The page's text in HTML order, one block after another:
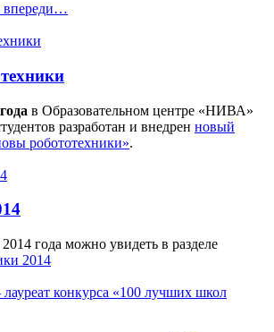
впереди…
в Образовательном центре «НИВА»
разработан и внедрен новый
робототехники».
года можно увидеть в разделе
2014